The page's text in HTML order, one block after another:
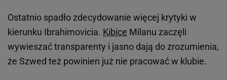
Ostatnio spadło zdecydowanie więcej krytyki w
kierunku Ibrahimovicia. Kibice Milanu zaczęli
wywieszać transparenty i jasno dają do zrozumienia,
że Szwed też powinien już nie pracować w klubie.